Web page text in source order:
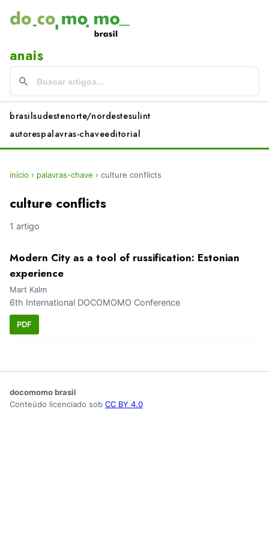
anais
brasilsudestenorte/nordestesulint
autorespalavras-chaveeditorial
início › palavras-chave › culture conflicts
culture conflicts
1 artigo
Modern City as a tool of russification: Estonian
experience
Mart Kalm
6th International DOCOMOMO Conference
PDF
docomomo brasil
Conteúdo licenciado sob CC BY 4.0